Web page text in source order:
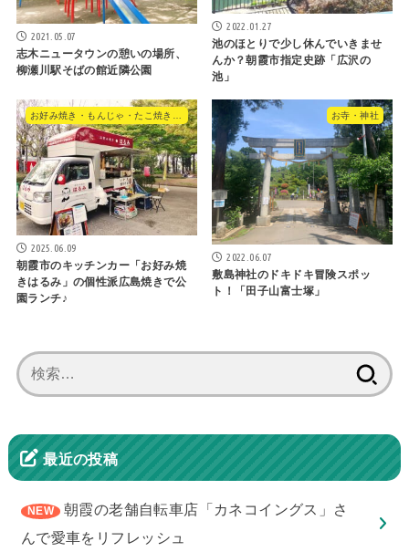
2021.05.07
志木ニュータウンの憩いの場所、
柳瀬川駅そばの館近隣公園
2022.01.27
池のほとりで少し休んでいきませ
んか？朝霞市指定史跡「広沢の
池」
お好み焼き・もんじゃ・たこ焼き・やきそば
2025.06.09
朝霞市のキッチンカー「お好み焼
きはるみ」の個性派広島焼きで公
園ランチ♪
お寺・神社
2022.06.07
敷島神社のドキドキ冒険スポッ
ト！「田子山富士塚」
索:
最近の投稿
朝霞の老舗自転車店「カネコイングス」さ
んで愛車をリフレッシュ